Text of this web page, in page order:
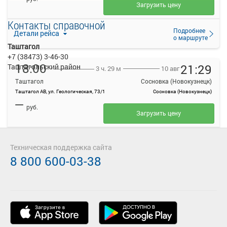
Детали рейса
Подробнее
о маршруте
Загрузить цену
18:00
Таштагол
Таштагол АВ, ул. Геологическая, 73/1
3 ч. 29 м 10 авг21:29
Сосновка (Новокузнецк)
Сосновка (Новокузнецк)
— руб.
Загрузить цену
Контакты справочной
Таштагол
+7 (38473) 3-46-30
Таштагольский район
Техническая поддержка сайта
8 800 600-03-38